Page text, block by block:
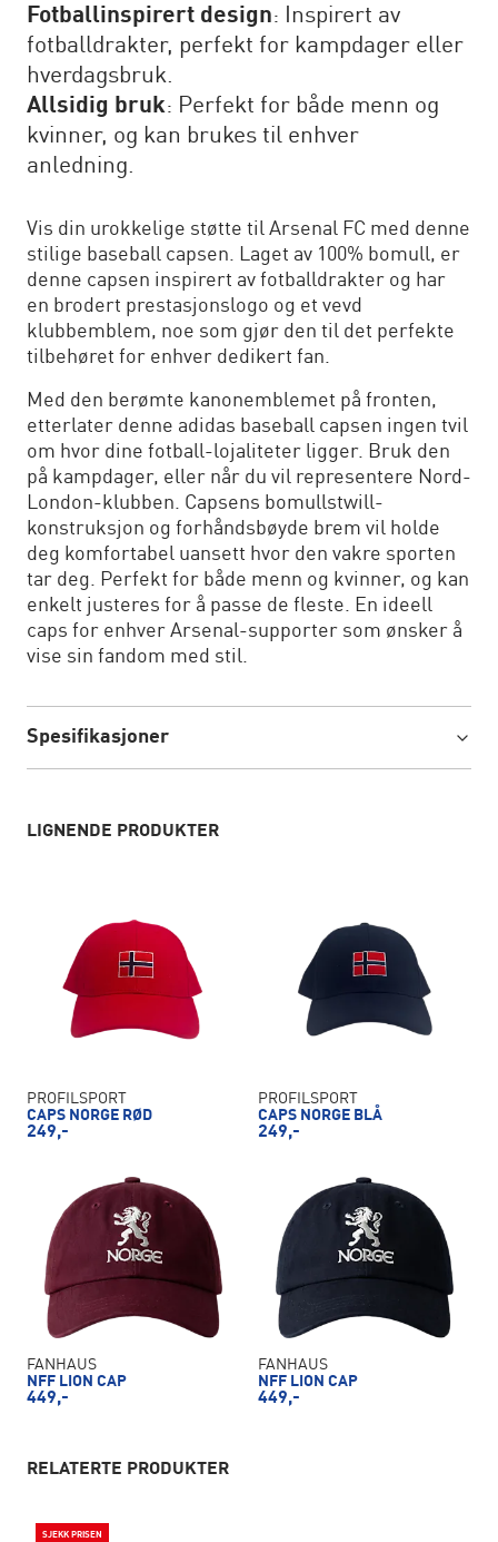
Fotballinspirert design: Inspirert av
fotballdrakter, perfekt for kampdager eller
hverdagsbruk.
Allsidig bruk: Perfekt for både menn og
kvinner, og kan brukes til enhver
anledning.
Vis din urokkelige støtte til Arsenal FC med denne
stilige baseball capsen. Laget av 100% bomull, er
denne capsen inspirert av fotballdrakter og har
en brodert prestasjonslogo og et vevd
klubbemblem, noe som gjør den til det perfekte
tilbehøret for enhver dedikert fan.
Med den berømte kanonemblemet på fronten,
etterlater denne adidas baseball capsen ingen tvil
om hvor dine fotball-lojaliteter ligger. Bruk den
på kampdager, eller når du vil representere Nord-
London-klubben. Capsens bomullstwill-
konstruksjon og forhåndsbøyde brem vil holde
deg komfortabel uansett hvor den vakre sporten
tar deg. Perfekt for både menn og kvinner, og kan
enkelt justeres for å passe de fleste. En ideell
caps for enhver Arsenal-supporter som ønsker å
vise sin fandom med stil.
Spesifikasjoner
LIGNENDE PRODUKTER
PROFILSPORT
CAPS NORGE RØD
249,-
PROFILSPORT
CAPS NORGE BLÅ
249,-
FANHAUS
NFF LION CAP
449,-
FANHAUS
NFF LION CAP
449,-
RELATERTE PRODUKTER
SJEKK PRISEN